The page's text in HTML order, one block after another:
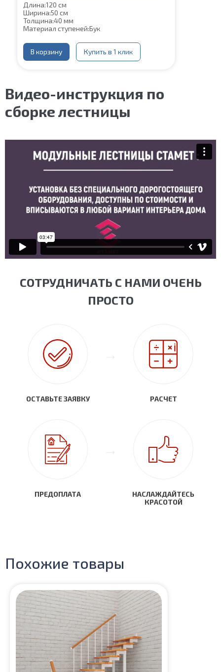
Длина:120 см
Ширина:50 см
Толщина:40 мм
Материал ступеней:Бук
В корзину Купить в 1 клик
Видео-инструкция по
сборке лестницы
СОТРУДНИЧАТЬ С НАМИ ОЧЕНЬ
ПРОСТО
ОСТАВЬТЕ ЗАЯВКУ РАСЧЕТ
ПРЕДОПЛАТА
НАСЛАЖДАЙТЕСЬ
КРАСОТОЙ
Похожие товары